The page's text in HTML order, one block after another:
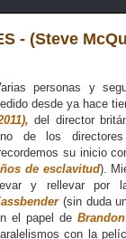
- (Steve
personas y
desde ya hace
del director
de los
su inicio
de esclavitud).
llevar y rellevar por
(sin duda
el papel de
con la